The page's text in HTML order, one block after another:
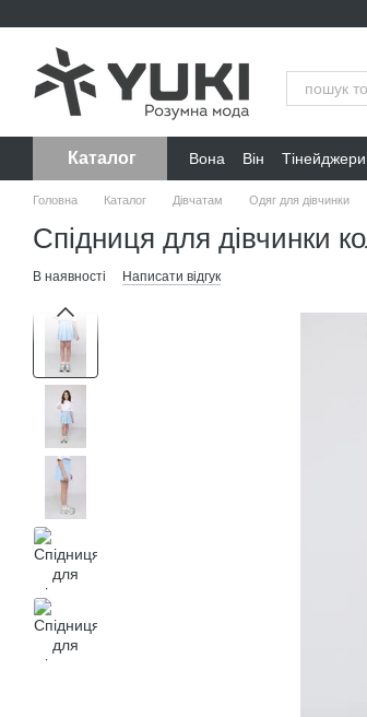
Каталог Вона Він Тінейджери
Головна Каталог Дівчатам Одяг для дівчинки
Спідниця для дівчинки
В наявності Написати відгук